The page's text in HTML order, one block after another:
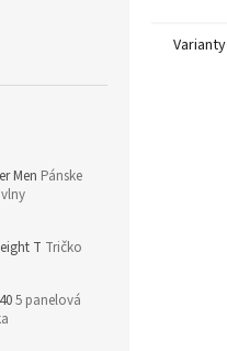
Men Pánske
T Tričko
5 panelová
Varianty